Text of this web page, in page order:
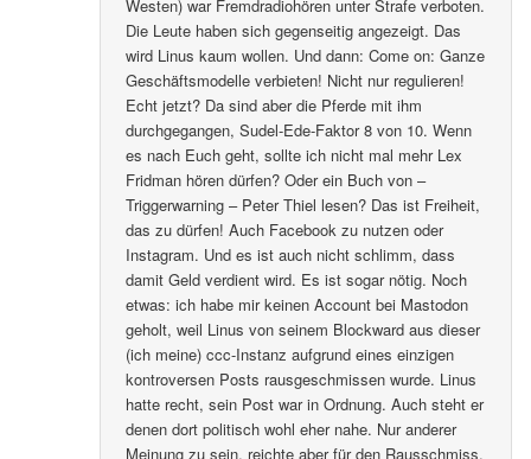
Westen) war Fremdradiohören unter Strafe verboten.
Die Leute haben sich gegenseitig angezeigt. Das
wird Linus kaum wollen. Und dann: Come on: Ganze
Geschäftsmodelle verbieten! Nicht nur regulieren!
Echt jetzt? Da sind aber die Pferde mit ihm
durchgegangen, Sudel-Ede-Faktor 8 von 10. Wenn
es nach Euch geht, sollte ich nicht mal mehr Lex
Fridman hören dürfen? Oder ein Buch von –
Triggerwarning – Peter Thiel lesen? Das ist Freiheit,
das zu dürfen! Auch Facebook zu nutzen oder
Instagram. Und es ist auch nicht schlimm, dass
damit Geld verdient wird. Es ist sogar nötig. Noch
etwas: ich habe mir keinen Account bei Mastodon
geholt, weil Linus von seinem Blockward aus dieser
(ich meine) ccc-Instanz aufgrund eines einzigen
kontroversen Posts rausgeschmissen wurde. Linus
hatte recht, sein Post war in Ordnung. Auch steht er
denen dort politisch wohl eher nahe. Nur anderer
Meinung zu sein, reichte aber für den Rausschmiss.